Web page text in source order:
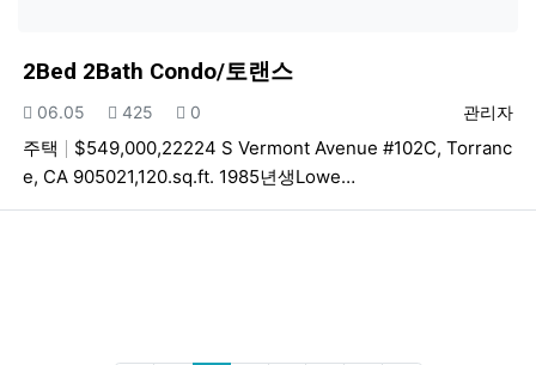
2Bed 2Bath Condo/토랜스
등록자
관리자
등록일
06.05 조회
425 추천
0
주택
$549,000,22224 S Vermont Avenue #102C, Torranc
e, CA 905021,120.sq.ft. 1985년생Lowe…